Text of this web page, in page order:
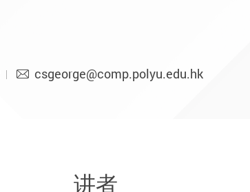
csgeorge@comp.polyu.edu.hk
讲者